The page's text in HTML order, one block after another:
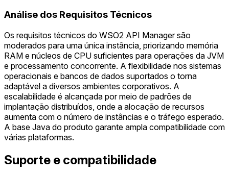
Análise dos Requisitos Técnicos
Os requisitos técnicos do WSO2 API Manager são
moderados para uma única instância, priorizando memória
RAM e núcleos de CPU suficientes para operações da JVM
e processamento concorrente. A flexibilidade nos sistemas
operacionais e bancos de dados suportados o torna
adaptável a diversos ambientes corporativos. A
escalabilidade é alcançada por meio de padrões de
implantação distribuídos, onde a alocação de recursos
aumenta com o número de instâncias e o tráfego esperado.
A base Java do produto garante ampla compatibilidade com
várias plataformas.
Suporte e compatibilidade